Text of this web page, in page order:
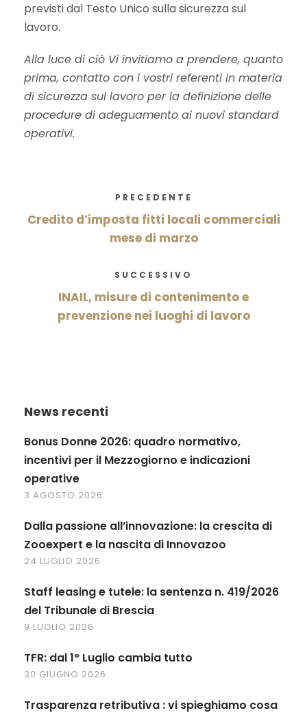
previsti dal Testo Unico sulla sicurezza sul
lavoro.
Alla luce di ciò Vi invitiamo a prendere, quanto
prima, contatto con i vostri referenti in materia
di sicurezza sul lavoro per la definizione delle
procedure di adeguamento ai nuovi standard
operativi.
PRECEDENTE
Credito d’imposta fitti locali commerciali
mese di marzo
SUCCESSIVO
INAIL, misure di contenimento e
prevenzione nei luoghi di lavoro
News recenti
Bonus Donne 2026: quadro normativo,
incentivi per il Mezzogiorno e indicazioni
operative
3 AGOSTO 2026
Dalla passione all’innovazione: la crescita di
Zooexpert e la nascita di Innovazoo
24 LUGLIO 2026
Staff leasing e tutele: la sentenza n. 419/2026
del Tribunale di Brescia
9 LUGLIO 2026
TFR: dal 1° Luglio cambia tutto
30 GIUGNO 2026
Trasparenza retributiva : vi spieghiamo cosa